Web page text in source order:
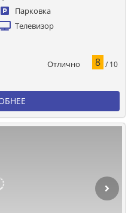
Парковка
Телевизор
Отлично 8 / 10